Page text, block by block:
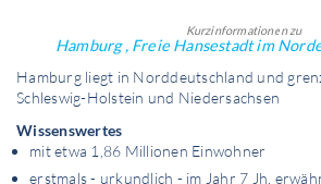
Kurzinformationen zu
Hamburg , Freie Hansestadt im
Hamburg liegt in Norddeutschland und
Schleswig-Holstein und Niedersachsen
Wissenswertes
mit etwa 1,86 Millionen Einwohner
erstmals - urkundlich - im Jahr 7 Jh.